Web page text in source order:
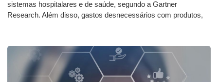
sistemas hospitalares e de saúde, segundo a Gartner
Research. Além disso, gastos desnecessários com produtos,